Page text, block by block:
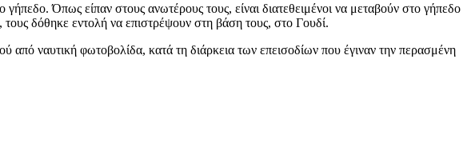
Όπως είπαν στους ανωτέρους τους, είναι διατεθειμένοι να μεταβούν στο γήπεδο
δόθηκε εντολή να επιστρέψουν στη βάση τους, στο Γουδί.
ναυτική φωτοβολίδα, κατά τη διάρκεια των επεισοδίων που έγιναν την περασμένη